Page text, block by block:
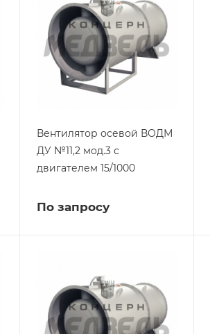
Вентилятор осевой ВОДМ
ДУ №11,2 мод.3 с
двигателем 15/1000
По запросу